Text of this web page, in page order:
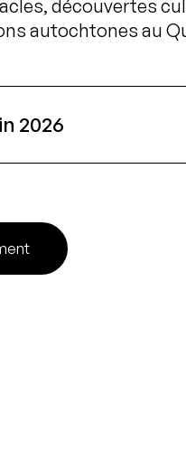
découvertes
autochtones au
2026